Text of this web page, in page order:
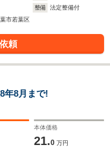
整備
法定整備付
市若葉区
頼
8月まで!
本体価格
21.0 万円